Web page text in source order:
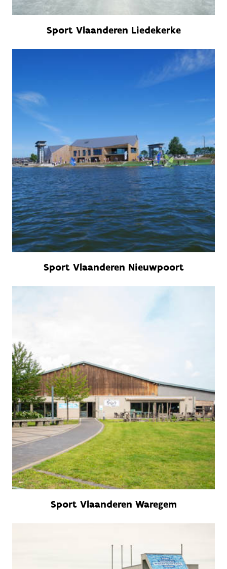
Sport Vlaanderen Liedekerke
Sport Vlaanderen Nieuwpoort
Sport Vlaanderen Waregem